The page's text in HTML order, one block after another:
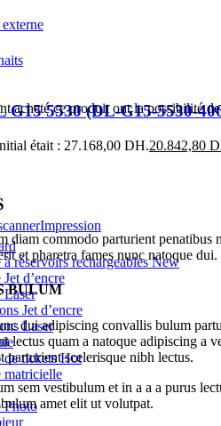
G15 5530 (DL-G15-5530-
était : 27.168,00 DH.20.842,80
Impression
réservoirs rechargeablesNew
d’encre
Laser
Jet d’encre
Laser
de ticketsHot
matricielle
Photo
acheté ce produit ont la possibilité
diam commodo parturient
et pharetra fames nunc natoque dui.
BULUM
dui adipiscing convallis bulum
lectus quam a natoque adipiscing a
scelerisque nibh lectus.
sem vestibulum et in a a a purus
amet elit ut volutpat.